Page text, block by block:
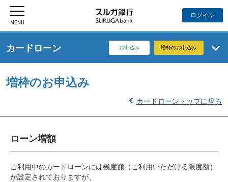
カードローン お申込み 増枠のお申込み
増枠のお申込み
カードローントップに戻る
ローン増額
ご利用中のカードローンには極度額（ご利用いただける限度額）
が設定されておりますが、